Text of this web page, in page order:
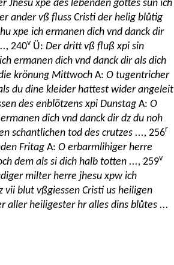
Jhesu xpe des lebenden gottes sun ich
ander vß fluss Cristi der helig blůtig
xpe ich ermanen dich vnd danck dir
240v Ü: Der dritt vß fluß xpi sin
ermanen dich vnd danck dir als dich
krönung MittwochA: O tugentricher
du dine kleider hattest wider angeleit
des enblötzens xpi DunstagA: O
dich vnd danck dir dz du noh
schantlichen tod des crutzes ..., 256r
FritagA: O erbarmlihiger herre
dem als si dich halb totten ..., 259v
milter herre jhesu xpw ich
vii blut vßgiessen Cristi us heiligen
aller heiligester hr alles dins blůtes ...